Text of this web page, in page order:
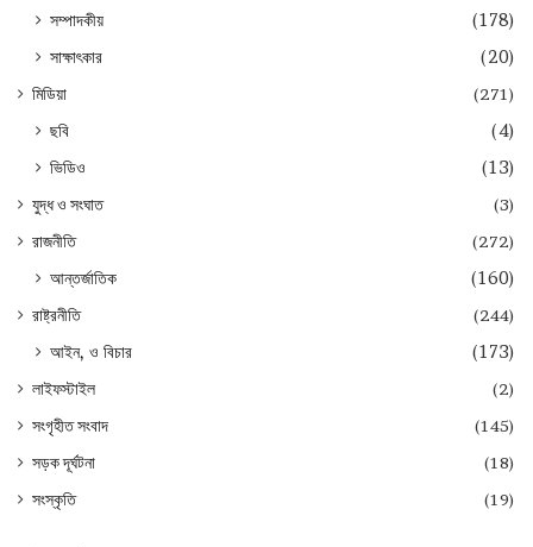
সম্পাদকীয়
(178)
সাক্ষাৎকার
(20)
মিডিয়া (271)
ছবি
(4)
ভিডিও
(13)
যুদ্ধ ও সংঘাত
(3)
রাজনীতি
(272)
আন্তর্জাতিক (160)
রাষ্ট্রনীতি (244)
আইন, ও বিচার (173)
লাইফস্টাইল
(2)
সংগৃহীত সংবাদ
(145)
সড়ক দূর্ঘটনা
(18)
সংস্কৃতি
(19)